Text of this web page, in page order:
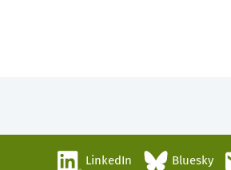
LinkedIn Bluesky